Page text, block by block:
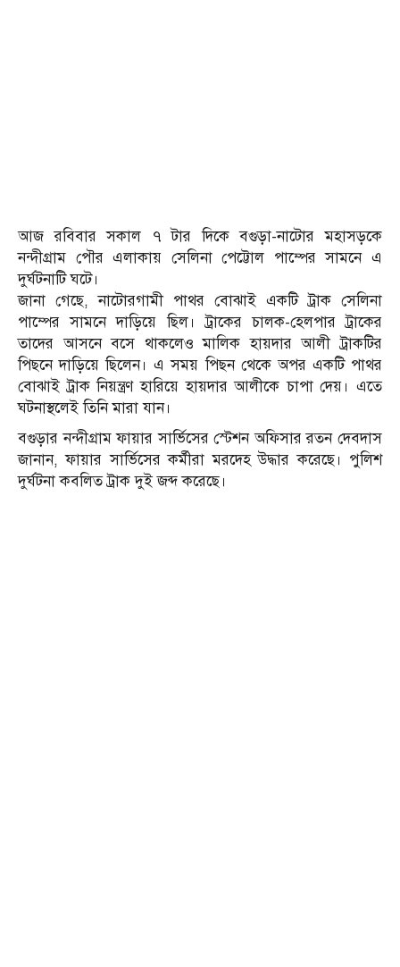
আজ রবিবার সকাল ৭ টার দিকে বগুড়া-নাটোর মহাসড়কে
নন্দীগ্রাম পৌর এলাকায় সেলিনা পেট্টোল পাম্পের সামনে এ
দুর্ঘটনাটি ঘটে।
জানা গেছে, নাটোরগামী পাথর বোঝাই একটি ট্রাক সেলিনা
পাম্পের সামনে দাড়িয়ে ছিল। ট্রাকের চালক-হেলপার ট্রাকের
তাদের আসনে বসে থাকলেও মালিক হায়দার আলী ট্রাকটির
পিছনে দাড়িয়ে ছিলেন। এ সময় পিছন থেকে অপর একটি পাথর
বোঝাই ট্রাক নিয়ন্ত্রণ হারিয়ে হায়দার আলীকে চাপা দেয়। এতে
ঘটনাস্থলেই তিনি মারা যান।
বগুড়ার নন্দীগ্রাম ফায়ার সার্ভিসের স্টেশন অফিসার রতন দেবদাস
জানান, ফায়ার সার্ভিসের কর্মীরা মরদেহ উদ্ধার করেছে। পুলিশ
দুর্ঘটনা কবলিত ট্রাক দুই জব্দ করেছে।